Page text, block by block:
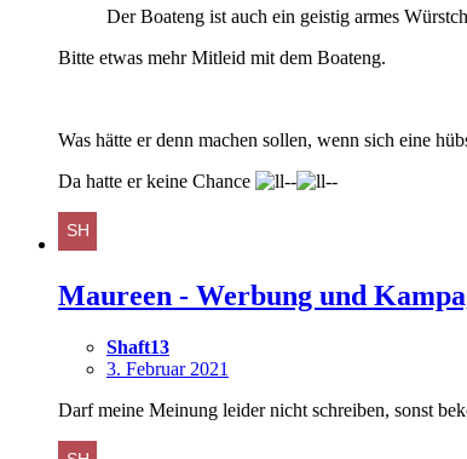
Der Boateng ist auch ein geistig armes
Bitte etwas mehr Mitleid mit dem Boateng.
Was hätte er denn machen sollen, wenn sich eine
Da hatte er keine Chance
Maureen - Werbung und
Shaft13
3. Februar 2021
Darf meine Meinung leider nicht schreiben, sonst